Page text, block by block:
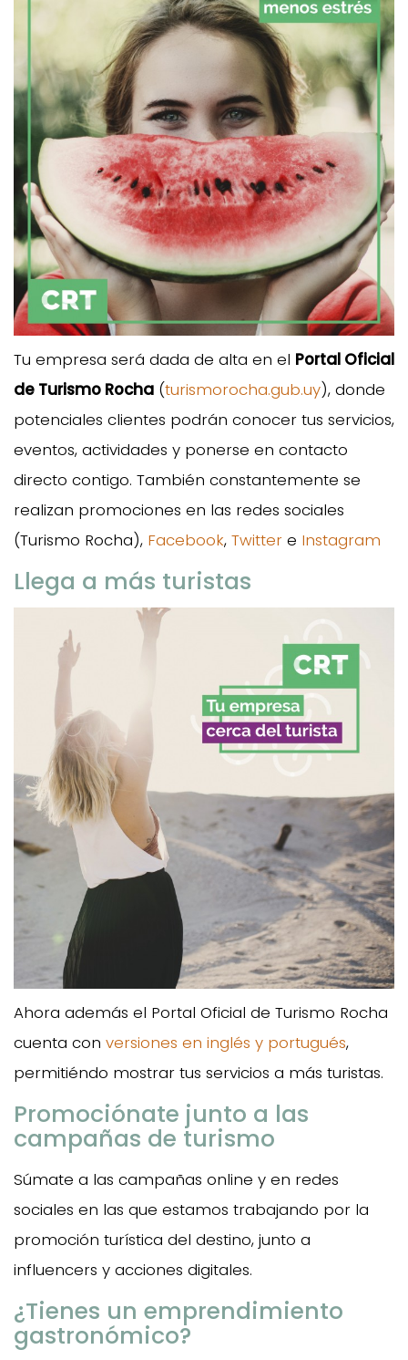
Tu empresa será dada de alta en el Portal Oficial
de Turismo Rocha (turismorocha.gub.uy), donde
potenciales clientes podrán conocer tus servicios,
eventos, actividades y ponerse en contacto
directo contigo. También constantemente se
realizan promociones en las redes sociales
(Turismo Rocha), Facebook, Twitter e Instagram
Llega a más turistas
Ahora además el Portal Oficial de Turismo Rocha
cuenta con versiones en inglés y portugués,
permitiéndo mostrar tus servicios a más turistas.
Promociónate junto a las
campañas de turismo
Súmate a las campañas online y en redes
sociales en las que estamos trabajando por la
promoción turística del destino, junto a
influencers y acciones digitales.
¿Tienes un emprendimiento
gastronómico?